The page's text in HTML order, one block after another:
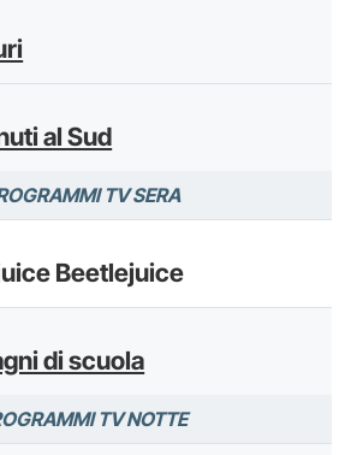
al Sud
TV SERA
Beetlejuice
di scuola
TV NOTTE